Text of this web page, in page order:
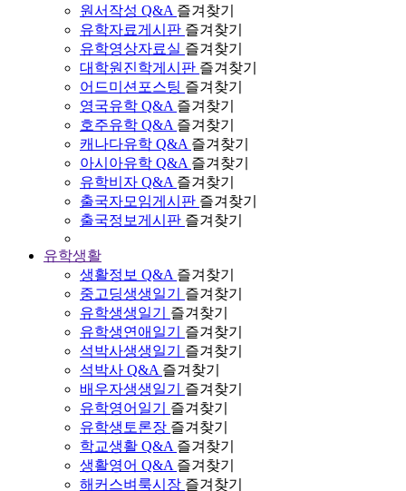
원서작성 Q&A 즐겨찾기
유학자료게시판 즐겨찾기
유학영상자료실 즐겨찾기
대학원진학게시판 즐겨찾기
어드미션포스팅 즐겨찾기
영국유학 Q&A 즐겨찾기
호주유학 Q&A 즐겨찾기
캐나다유학 Q&A 즐겨찾기
아시아유학 Q&A 즐겨찾기
유학비자 Q&A 즐겨찾기
출국자모임게시판 즐겨찾기
출국정보게시판 즐겨찾기
유학생활
생활정보 Q&A 즐겨찾기
중고딩생생일기
즐겨찾기
유학생생일기
즐겨찾기
유학생연애일기
즐겨찾기
석박사생생일기
즐겨찾기
석박사 Q&A 즐겨찾기
배우자생생일기
즐겨찾기
유학영어일기
즐겨찾기
유학생토론장 즐겨찾기
학교생활 Q&A 즐겨찾기
생활영어 Q&A 즐겨찾기
해커스벼룩시장 즐겨찾기